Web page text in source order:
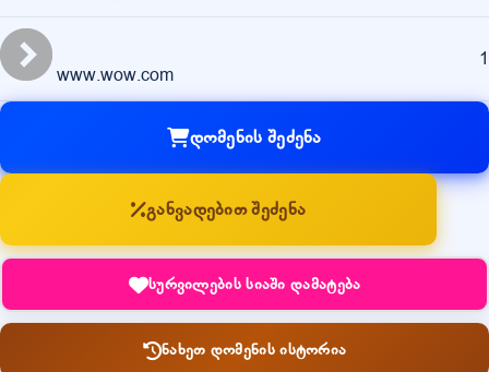
www.wow.com
1
დომენის შეძენა
განვადებით შეძენა
სურვილების სიაში დამატება
ნახეთ დომენის ისტორია